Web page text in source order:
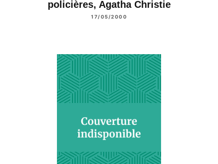
policières, Agatha Christie
17/05/2000